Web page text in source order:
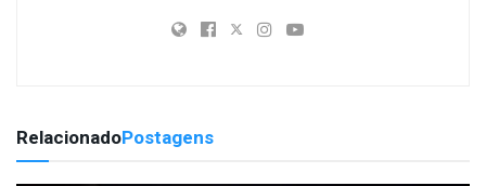
RelacionadoPostagens